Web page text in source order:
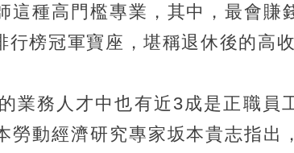
這種高門檻專業，其中，最會賺
榜冠軍寶座，堪稱退休後的高收
業務人才中也有近3成是正職員
勞動經濟研究專家坂本貴志指出